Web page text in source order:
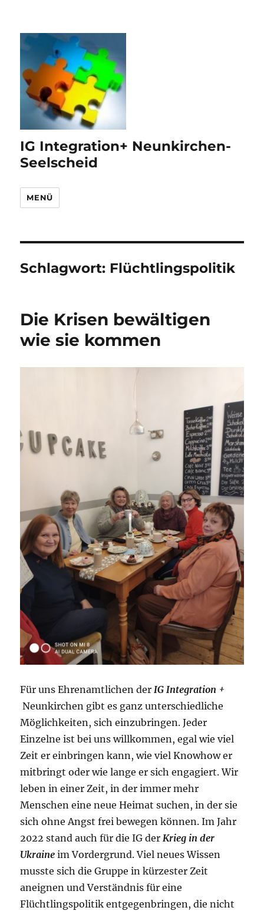
IG Integration+ Neunkirchen-
Seelscheid
MENÜ
Schlagwort: Flüchtlingspolitik
Die Krisen bewältigen
wie sie kommen
Für uns Ehrenamtlichen derIG Integration +
Neunkirchen gibt es ganz unterschiedliche
Möglichkeiten, sich einzubringen. Jeder
Einzelne ist bei uns willkommen, egal wie viel
Zeit er einbringen kann, wie viel Knowhow er
mitbringt oder wie lange er sich engagiert. Wir
leben in einer Zeit, in der immer mehr
Menschen eine neue Heimat suchen, in der sie
sich ohne Angst frei bewegen können. Im Jahr
2022 stand auch für die IG derKrieg in der
Ukraine im Vordergrund. Viel neues Wissen
musste sich die Gruppe in kürzester Zeit
aneignen und Verständnis für eine
Flüchtlingspolitik entgegenbringen, die nicht